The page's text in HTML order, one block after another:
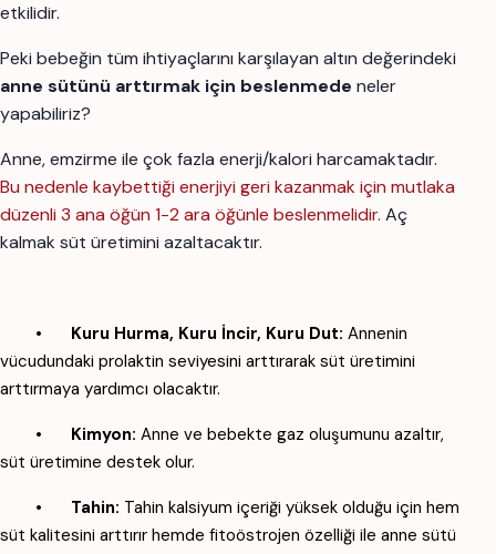
etkilidir.
Peki bebeğin tüm ihtiyaçlarını karşılayan altın değerindeki
anne sütünü arttırmak için beslenmede neler
yapabiliriz?
Anne, emzirme ile çok fazla enerji/kalori harcamaktadır.
Bu nedenle kaybettiği enerjiyi geri kazanmak için mutlaka
düzenli 3 ana öğün 1-2 ara öğünle beslenmelidir. Aç
kalmak süt üretimini azaltacaktır.
• Kuru Hurma, Kuru İncir, Kuru Dut: Annenin
vücudundaki prolaktin seviyesini arttırarak süt üretimini
arttırmaya yardımcı olacaktır.
• Kimyon: Anne ve bebekte gaz oluşumunu azaltır,
süt üretimine destek olur.
• Tahin: Tahin kalsiyum içeriği yüksek olduğu için hem
süt kalitesini arttırır hemde fitoöstrojen özelliği ile anne sütü